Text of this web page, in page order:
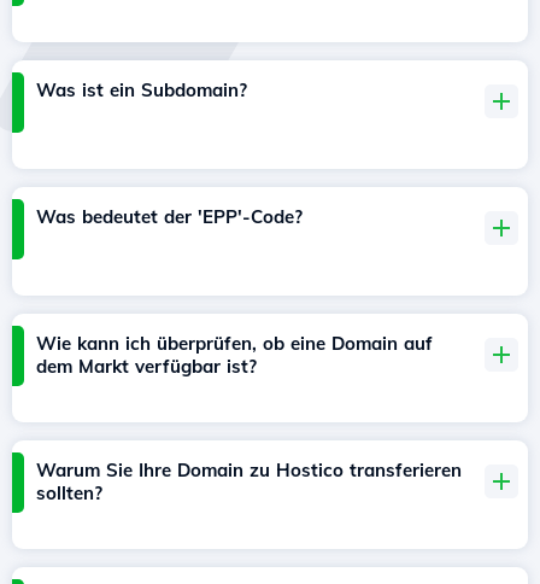
Was ist ein Subdomain?
Was bedeutet der 'EPP'-Code?
Wie kann ich überprüfen, ob eine Domain auf
dem Markt verfügbar ist?
Warum Sie Ihre Domain zu Hostico transferieren
sollten?